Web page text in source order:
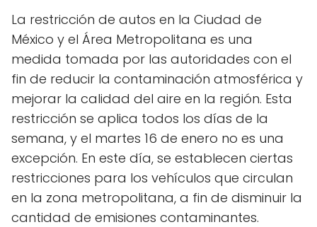
La restricción de autos en la Ciudad de
México y el Área Metropolitana es una
medida tomada por las autoridades con el
fin de reducir la contaminación atmosférica y
mejorar la calidad del aire en la región. Esta
restricción se aplica todos los días de la
semana, y el martes 16 de enero no es una
excepción. En este día, se establecen ciertas
restricciones para los vehículos que circulan
en la zona metropolitana, a fin de disminuir la
cantidad de emisiones contaminantes.